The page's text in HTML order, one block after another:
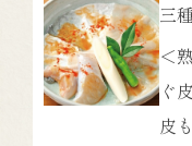
三
＜
ぐ
皮